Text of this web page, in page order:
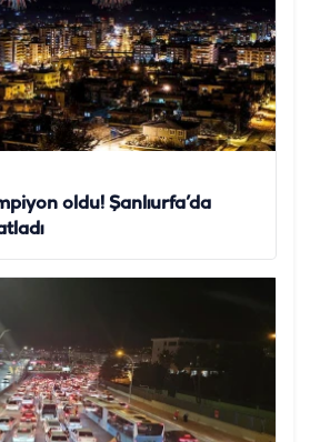
oldu! Şanlıurfa’da